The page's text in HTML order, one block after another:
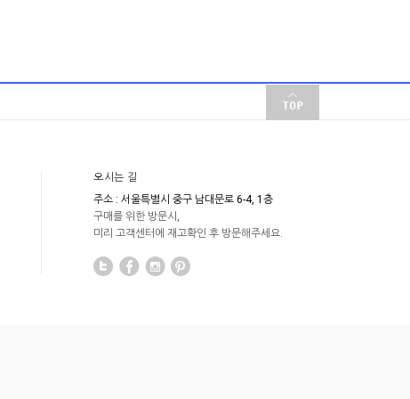
오시는 길
주소 : 서울특별시 중구 남대문로 6-4, 1층
구매를 위한 방문시,
미리 고객센터에 재고확인 후 방문해주세요.